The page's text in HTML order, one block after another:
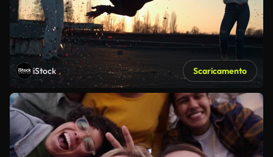
iStock Scaricamento